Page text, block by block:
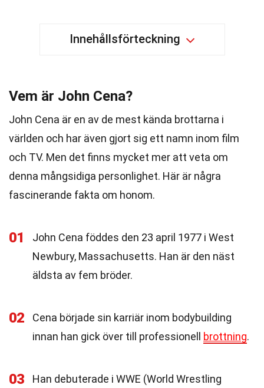
Innehållsförteckning
Vem är John Cena?
John Cena är en av de mest kända brottarna i
världen och har även gjort sig ett namn inom film
och TV. Men det finns mycket mer att veta om
denna mångsidiga personlighet. Här är några
fascinerande fakta om honom.
01
John Cena föddes den 23 april 1977 i West
Newbury, Massachusetts. Han är den näst
äldsta av fem bröder.
02
Cena började sin karriär inom bodybuilding
innan han gick över till professionell brottning.
03
Han debuterade i WWE (World Wrestling